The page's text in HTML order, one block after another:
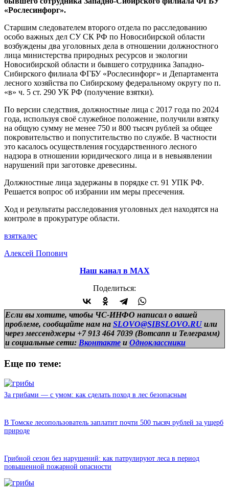
«Рослесинфорг».
Старшим следователем второго отдела по расследованию
особо важных дел СУ СК РФ по Новосибирской области
возбуждены два уголовных дела в отношении должностного
лица министерства природных ресурсов и экологии
Новосибирской области и бывшего сотрудника Западно-
Сибирского филиала ФГБУ «Рослесинфорг» и Департамента
лесного хозяйства по Сибирскому федеральному округу по п.
«в» ч. 5 ст. 290 УК РФ (получение взятки).
По версии следствия, должностные лица с 2017 года по 2024
года, используя своё служебное положение, получили взятку
на общую сумму не менее 750 и 800 тысяч рублей за общее
покровительство и попустительство по службе. В частности
это касалось осуществления государственного лесного
надзора в отношении юридического лица и в невыявлении
нарушений при заготовке древесины.
Должностные лица задержаны в порядке ст. 91 УПК РФ.
Решается вопрос об избрании им меры пресечения.
Ход и результаты расследования уголовных дел находятся на
контроле в прокуратуре области.
взяткалес
Алексей Попович
Наш канал в МАХ
Поделиться:
Если вы хотите, чтобы ЧС-ИНФО написал о вашей
проблеме, сообщайте нам на SLOVO@SIBSLOVO.RU или
через мессенджеры +7 913 464 7039 (Вотсапп и Телеграмм)
и социальные сети: Вконтакте и Одноклассники
Еще по теме:
За грибами — с умом: как сделать поход в лес безопасным
В Томске лесопользователь заплатит почти 500 тысяч рублей за ущерб
природе
Грибной сезон без нарушений: как патрулируют леса в период
повышенной пожарной опасности